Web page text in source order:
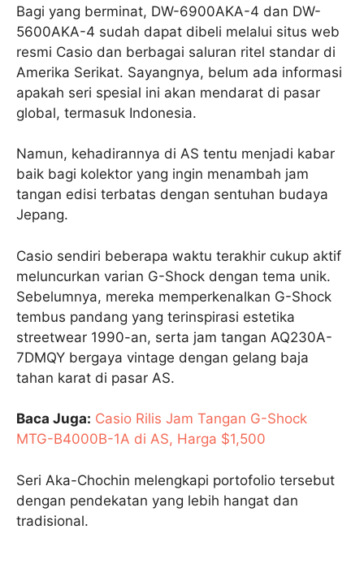
Bagi yang berminat, DW-6900AKA-4 dan DW-
5600AKA-4 sudah dapat dibeli melalui situs web
resmi Casio dan berbagai saluran ritel standar di
Amerika Serikat. Sayangnya, belum ada informasi
apakah seri spesial ini akan mendarat di pasar
global, termasuk Indonesia.
Namun, kehadirannya di AS tentu menjadi kabar
baik bagi kolektor yang ingin menambah jam
tangan edisi terbatas dengan sentuhan budaya
Jepang.
Casio sendiri beberapa waktu terakhir cukup aktif
meluncurkan varian G-Shock dengan tema unik.
Sebelumnya, mereka memperkenalkan G-Shock
tembus pandang yang terinspirasi estetika
streetwear 1990-an, serta jam tangan AQ230A-
7DMQY bergaya vintage dengan gelang baja
tahan karat di pasar AS.
Baca Juga: Casio Rilis Jam Tangan G-Shock
MTG-B4000B-1A di AS, Harga $1,500
Seri Aka-Chochin melengkapi portofolio tersebut
dengan pendekatan yang lebih hangat dan
tradisional.